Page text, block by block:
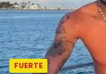
FUERTE